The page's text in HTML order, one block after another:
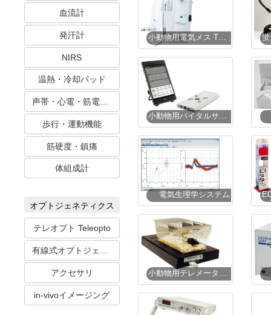
血流計
発汗計
NIRS
温熱・冷却パッド
歩行・運動機能
筋硬度・鎮痛
体組成計
オプトジェネティクス
テレオプト Teleopto
アクセサリ
in-vivoイメージング
小動物用電気メス TCU-150【販売終了】
小動物用バイタルサインモニタリングシステム
電気生理学システム
小動物用テレメータシステム